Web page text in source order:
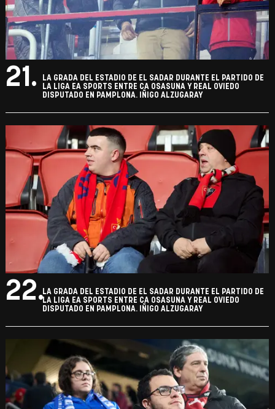
21.
LA GRADA DEL ESTADIO DE EL SADAR DURANTE EL PARTIDO DE
LA LIGA EA SPORTS ENTRE CA OSASUNA Y REAL OVIEDO
DISPUTADO EN PAMPLONA. IÑIGO ALZUGARAY
22.LA GRADA DEL ESTADIO DE EL SADAR DURANTE EL PARTIDO DE
LA LIGA EA SPORTS ENTRE CA OSASUNA Y REAL OVIEDO
DISPUTADO EN PAMPLONA. IÑIGO ALZUGARAY